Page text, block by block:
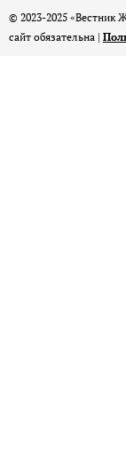
© 2023-2025 «Вестник
сайт обязательна |